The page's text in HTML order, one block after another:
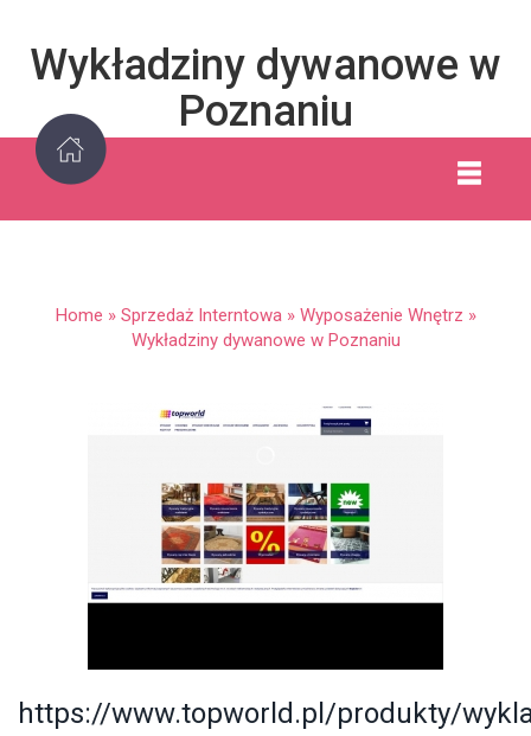
Wykładziny dywanowe w
Poznaniu
Home » Sprzedaż Interntowa» Wyposażenie Wnętrz »
Wykładziny dywanowe w Poznaniu
https://www.topworld.pl/produkty/